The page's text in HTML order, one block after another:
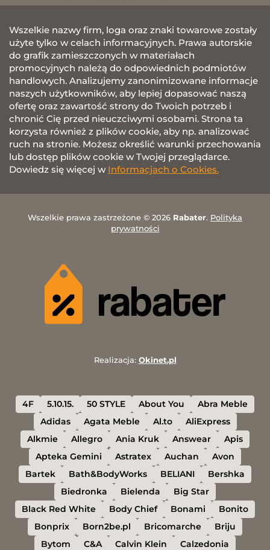
Wszelkie nazwy firm, loga oraz znaki towarowe zostały
użyte tylko w celach informacyjnych. Prawa autorskie
do grafik zamieszczonych w materiałach
promocyjnych należą do odpowiednich podmiotów
handlowych. Analizujemy zanonimizowane informacje
naszych użytkowników, aby lepiej dopasować naszą
ofertę oraz zawartość strony do Twoich potrzeb i
chronić Cię przed nieuczciwymi osobami. Strona ta
korzysta również z plików cookie, aby np. analizować
ruch na stronie. Możesz określić warunki przechowania
lub dostęp plików cookie w Twojej przeglądarce.
Dowiedz się więcej w Informacjach o Cookies.
Wszelkie prawa zastrzeżone © 2026 Rabater. Polityka
prywatności
Realizacja: Okinet.pl
4F 5.10.15. 50 STYLE About You
Abra Meble
Adidas
Agata Meble Al.to
AliExpress
Alkmie
Allegro Ania Kruk Answear
Apis
Apteka Gemini
Astratex Auchan
Avon
Bartek
Bath&BodyWorks BELIANI
Bershka
Biedronka
Bielenda
Big Star
Black Red White
Body Chief Bonami
Bonito
Bonprix
Born2be.pl Bricomarche
Briju
Bytom
C&A Calvin Klein Calzedonia